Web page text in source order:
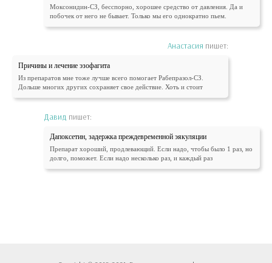
Моксонидин-СЗ, бесспорно, хорошее средство от давления. Да и
побочек от него не бывает. Только мы его однократно пьем.
Анастасия пишет:
Причины и лечение эзофагита
Из препаратов мне тоже лучше всего помогает Рабепразол-СЗ.
Дольше многих других сохраняет свое действие. Хоть и стоит
Давид пишет:
Дапоксетин, задержка преждевременной эякуляции
Препарат хороший, продлевающий. Если надо, чтобы было 1 раз, но
долго, поможет. Если надо несколько раз, и каждый раз